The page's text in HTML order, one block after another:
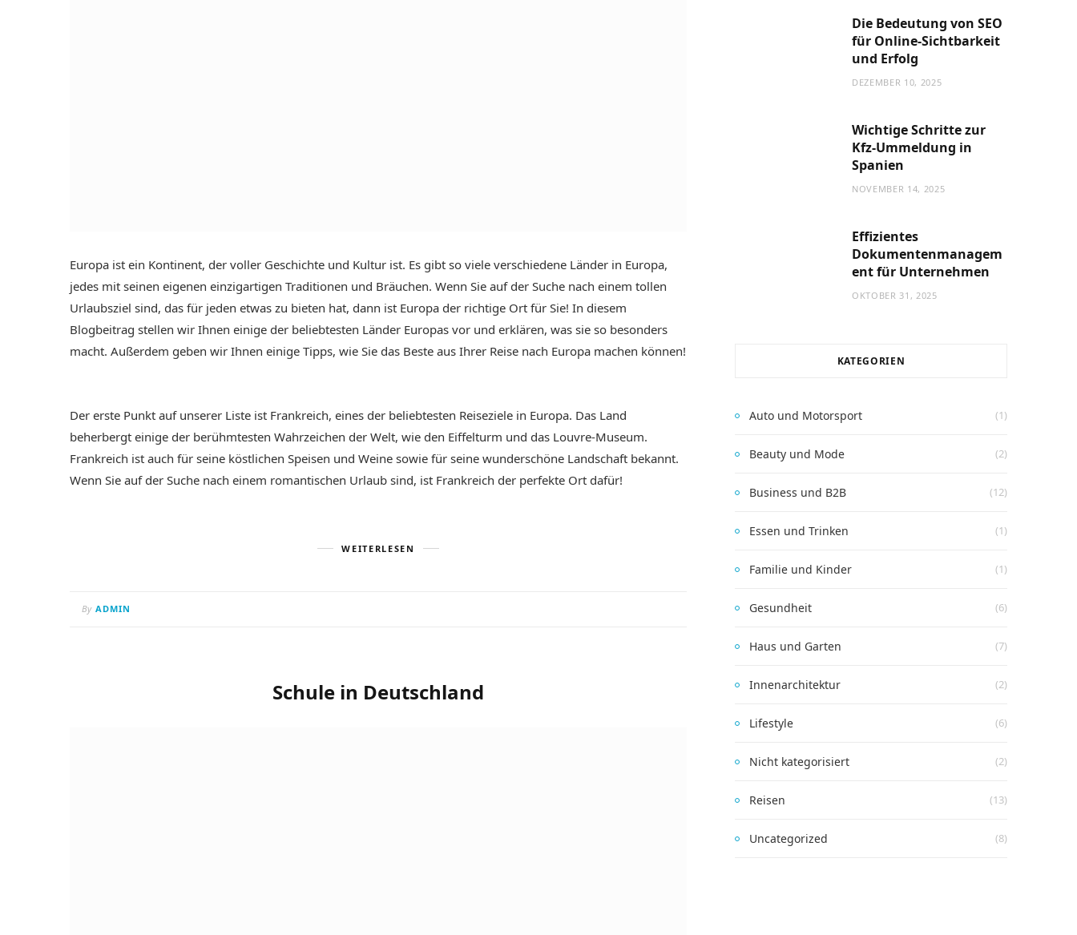
Europa ist ein Kontinent, der voller Geschichte und Kultur ist. Es gibt so viele verschiedene Länder in Europa,
jedes mit seinen eigenen einzigartigen Traditionen und Bräuchen. Wenn Sie auf der Suche nach einem tollen
Urlaubsziel sind, das für jeden etwas zu bieten hat, dann ist Europa der richtige Ort für Sie! In diesem
Blogbeitrag stellen wir Ihnen einige der beliebtesten Länder Europas vor und erklären, was sie so besonders
macht. Außerdem geben wir Ihnen einige Tipps, wie Sie das Beste aus Ihrer Reise nach Europa machen können!
Der erste Punkt auf unserer Liste ist Frankreich, eines der beliebtesten Reiseziele in Europa. Das Land
beherbergt einige der berühmtesten Wahrzeichen der Welt, wie den Eiffelturm und das Louvre-Museum.
Frankreich ist auch für seine köstlichen Speisen und Weine sowie für seine wunderschöne Landschaft bekannt.
Wenn Sie auf der Suche nach einem romantischen Urlaub sind, ist Frankreich der perfekte Ort dafür!
WEITERLESEN
By ADMIN
Schule in Deutschland
Die Bedeutung von SEO
für Online-Sichtbarkeit
und Erfolg
DEZEMBER 10, 2025
Wichtige Schritte zur
Kfz-Ummeldung in
Spanien
NOVEMBER 14, 2025
Effizientes
Dokumentenmanagem
ent für Unternehmen
OKTOBER 31, 2025
KATEGORIEN
Auto und Motorsport (1)
Beauty und Mode (2)
Business und B2B (12)
Essen und Trinken (1)
Familie und Kinder (1)
Gesundheit (6)
Haus und Garten (7)
Innenarchitektur (2)
Lifestyle (6)
Nicht kategorisiert (2)
Reisen (13)
Uncategorized (8)